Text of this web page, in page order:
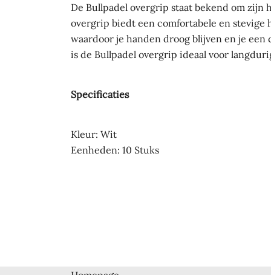
De Bullpadel overgrip staat bekend om zijn
overgrip biedt een comfortabele en stevige
waardoor je handen droog blijven en je
is de Bullpadel overgrip ideaal voor
Specificaties
Kleur: Wit
Eenheden: 10 Stuks